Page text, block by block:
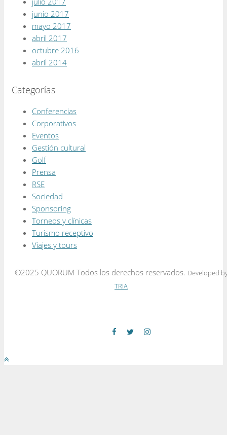
junio 2017
mayo 2017
abril 2017
octubre 2016
abril 2014
Categorías
Conferencias
Corporativos
Eventos
Gestión cultural
Golf
Prensa
RSE
Sociedad
Sponsoring
Torneos y clínicas
Turismo receptivo
Viajes y tours
©2025 QUORUM Todos los derechos reservados. Developed
TRIA